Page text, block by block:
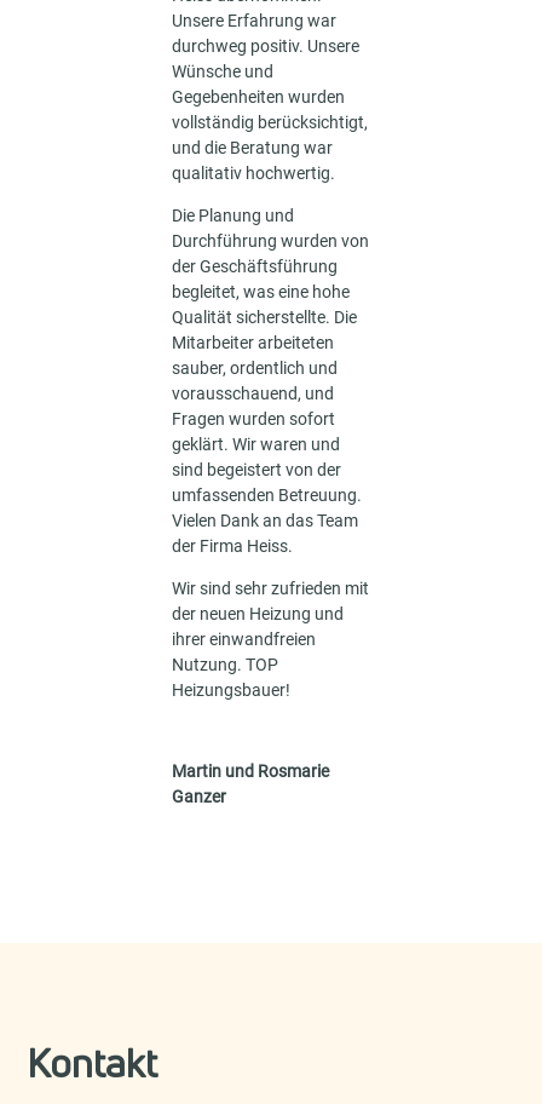
Unsere Erfahrung war
durchweg positiv. Unsere
Wünsche und
Gegebenheiten wurden
vollständig berücksichtigt,
und die Beratung war
qualitativ hochwertig.
Die Planung und
Durchführung wurden von
der Geschäftsführung
begleitet, was eine hohe
Qualität sicherstellte. Die
Mitarbeiter arbeiteten
sauber, ordentlich und
vorausschauend, und
Fragen wurden sofort
geklärt. Wir waren und
sind begeistert von der
umfassenden Betreuung.
Vielen Dank an das Team
der Firma Heiss.
Wir sind sehr zufrieden mit
der neuen Heizung und
ihrer einwandfreien
Nutzung. TOP
Heizungsbauer!
Martin und Rosmarie
Ganzer
Kontakt